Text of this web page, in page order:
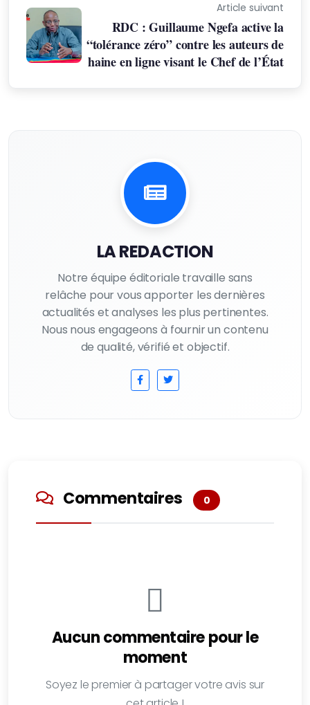
Article suivant
RDC : Guillaume Ngefa active la
“tolérance zéro” contre les auteurs de
haine en ligne visant le Chef de l’État
LA REDACTION
Notre équipe éditoriale travaille sans
relâche pour vous apporter les dernières
actualités et analyses les plus pertinentes.
Nous nous engageons à fournir un contenu
de qualité, vérifié et objectif.
Commentaires 0
Aucun commentaire pour le
moment
Soyez le premier à partager votre avis sur